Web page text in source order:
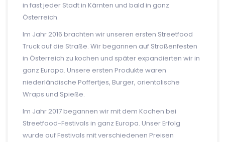
in fast jeder Stadt in Kärnten und bald in ganz
Österreich.
Im Jahr 2016 brachten wir unseren ersten Streetfood
Truck auf die Straße. Wir begannen auf Straßenfesten
in Österreich zu kochen und später expandierten wir in
ganz Europa. Unsere ersten Produkte waren
niederländische Poffertjes, Burger, orientalische
Wraps und Spieße.
Im Jahr 2017 begannen wir mit dem Kochen bei
Streetfood-Festivals in ganz Europa. Unser Erfolg
wurde auf Festivals mit verschiedenen Preisen